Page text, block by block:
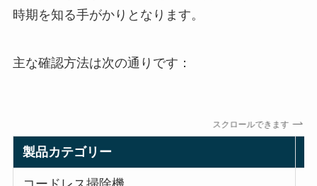
時期を知る手がかりとなります。
主な確認方法は次の通りです：
スクロールできます
製品カテゴリー